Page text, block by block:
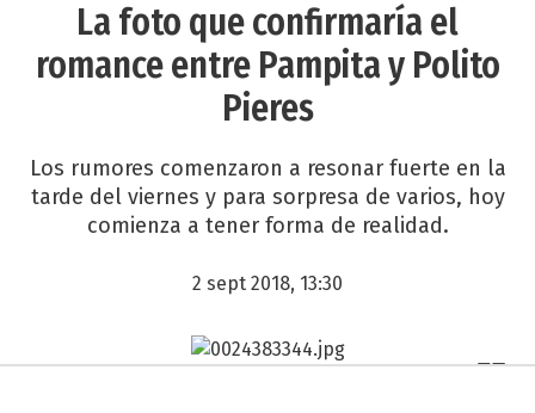
La foto que confirmaría el
romance entre Pampita y Polito
Pieres
Los rumores comenzaron a resonar fuerte en la
tarde del viernes y para sorpresa de varios, hoy
comienza a tener forma de realidad.
2 sept 2018, 13:30